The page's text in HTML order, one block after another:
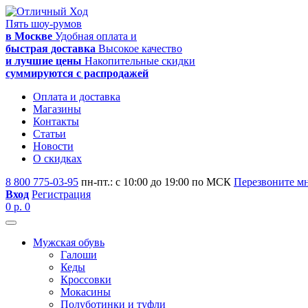
Пять шоу-румов
в Москве Удобная оплата и
быстрая доставка Высокое качество
и лучшие цены Накопительные скидки
суммируются с распродажей
Оплата и доставка
Магазины
Контакты
Статьи
Новости
О скидках
8 800 775-03-95 пн-пт.: с 10:00 до 19:00 по МСК Перезвоните
Вход Регистрация
0 р. 0
Мужская обувь
Галоши
Кеды
Кроссовки
Мокасины
Полуботинки и туфли